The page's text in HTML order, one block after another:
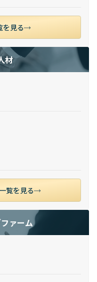
を見る
材
覧を見る
ァーム